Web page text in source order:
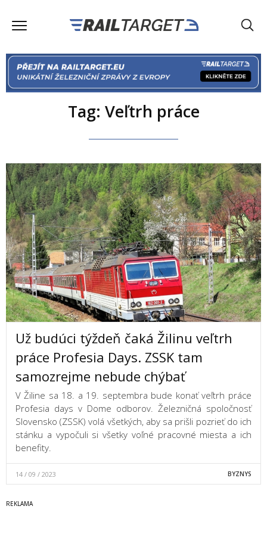
Tag: Veľtrh práce
Už budúci týždeň čaká Žilinu veľtrh
práce Profesia Days. ZSSK tam
samozrejme nebude chýbať
V Žiline sa 18. a 19. septembra bude konať veľtrh práce
Profesia days v Dome odborov. Železničná spoločnosť
Slovensko (ZSSK) volá všetkých, aby sa prišli pozrieť do ich
stánku a vypočuli si všetky voľné pracovné miesta a ich
benefity.
14 / 09 / 2023 BYZNYS